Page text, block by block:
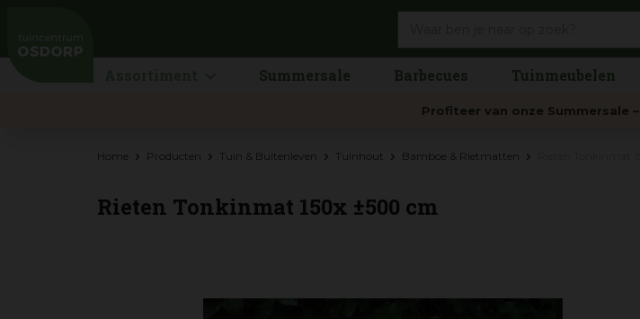
Home Producten Tuin & Buitenleven Tuinhout Bamboe & Rietmatten
Summersale Barbecues Tuinmeubelen
Profiteer van onze Summersale –
Rieten Tonkinmat 150x ±500 cm